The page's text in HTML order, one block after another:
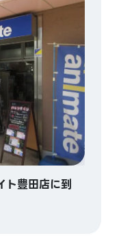
ト豊田店に到